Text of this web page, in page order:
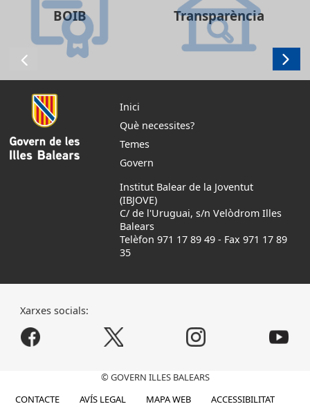
BOIB Transparència
Inici
Què necessites?
Temes
Govern
Institut Balear de la Joventut
(IBJOVE)
C/ de l'Uruguai, s/n Velòdrom Illes
Balears
Telèfon 971 17 89 49 - Fax 971 17 89
35
Xarxes socials:
© GOVERN ILLES BALEARS
CONTACTE
AVÍS LEGAL MAPA WEB ACCESSIBILITAT